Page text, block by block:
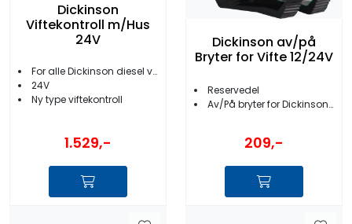
Dickinson
Viftekontroll m/Hus
24V
For alle Dickinson diesel varmere
24V
Ny type viftekontroll
1.529,-
Dickinson av/på
Bryter for Vifte 12/24V
Reservedel
Av/På bryter for Dickinson vifte
209,-